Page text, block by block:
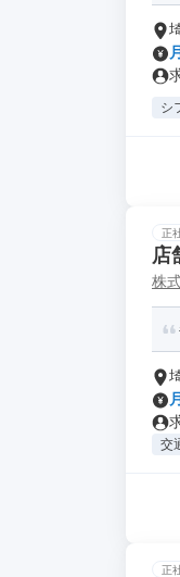
シ
正
店
株
交
正